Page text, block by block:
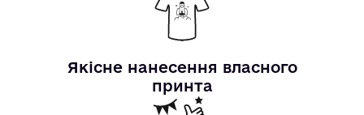
Якісне нанесення власного
принта